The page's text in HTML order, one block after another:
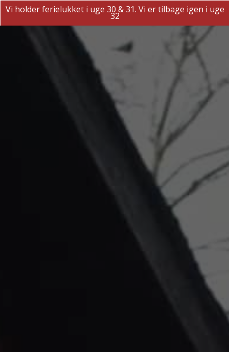
Vi holder ferielukket i uge 30 & 31. Vi er tilbage igen i uge
32